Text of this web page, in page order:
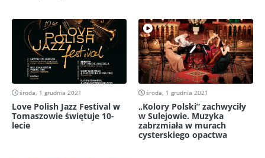
środa, 1 grudnia 2021
Love Polish Jazz Festival w
Tomaszowie świętuje 10-
lecie
środa, 1 grudnia 2021
„Kolory Polski” zachwyciły
w Sulejowie. Muzyka
zabrzmiała w murach
cysterskiego opactwa